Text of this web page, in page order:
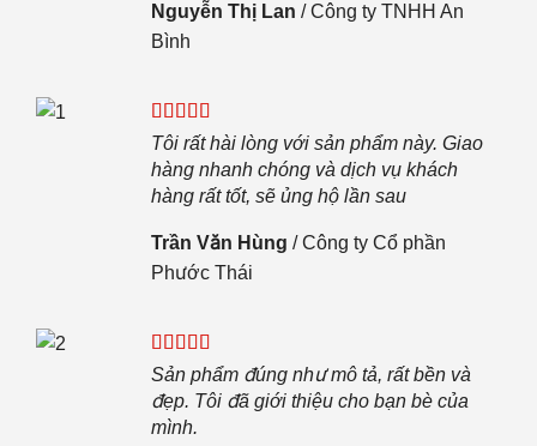
Nguyễn Thị Lan /Công ty TNHH An
Bình
Tôi rất hài lòng với sản phẩm này. Giao
hàng nhanh chóng và dịch vụ khách
hàng rất tốt, sẽ ủng hộ lần sau
Trần Văn Hùng /Công ty Cổ phần
Phước Thái
Sản phẩm đúng như mô tả, rất bền và
đẹp. Tôi đã giới thiệu cho bạn bè của
mình.